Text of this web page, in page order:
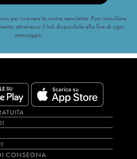
per ricevere le nostre newsletter. Puoi annullare
attraverso il link disponibile alla fine di ogni
messaggio.
CONSEGNA